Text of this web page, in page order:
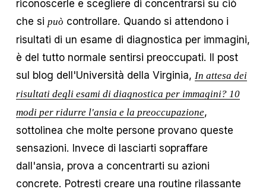
riconoscerle e scegliere di concentrarsi su ciò
che si può controllare. Quando si attendono i
risultati di un esame di diagnostica per immagini,
è del tutto normale sentirsi preoccupati. Il post
sul blog dell'Università della Virginia, In attesa dei
risultati degli esami di diagnostica per immagini? 10
modi per ridurre l'ansia e la preoccupazione,
sottolinea che molte persone provano queste
sensazioni. Invece di lasciarti sopraffare
dall'ansia, prova a concentrarti su azioni
concrete. Potresti creare una routine rilassante